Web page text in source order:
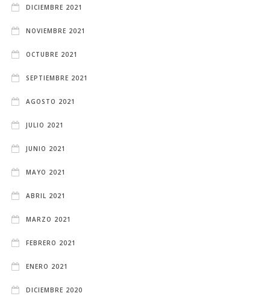
DICIEMBRE 2021
NOVIEMBRE 2021
OCTUBRE 2021
SEPTIEMBRE 2021
AGOSTO 2021
JULIO 2021
JUNIO 2021
MAYO 2021
ABRIL 2021
MARZO 2021
FEBRERO 2021
ENERO 2021
DICIEMBRE 2020